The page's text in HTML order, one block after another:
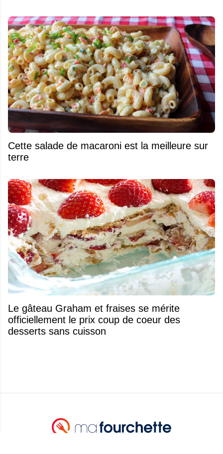
Cette salade de macaroni est la meilleure sur
terre
Le gâteau Graham et fraises se mérite
officiellement le prix coup de coeur des
desserts sans cuisson